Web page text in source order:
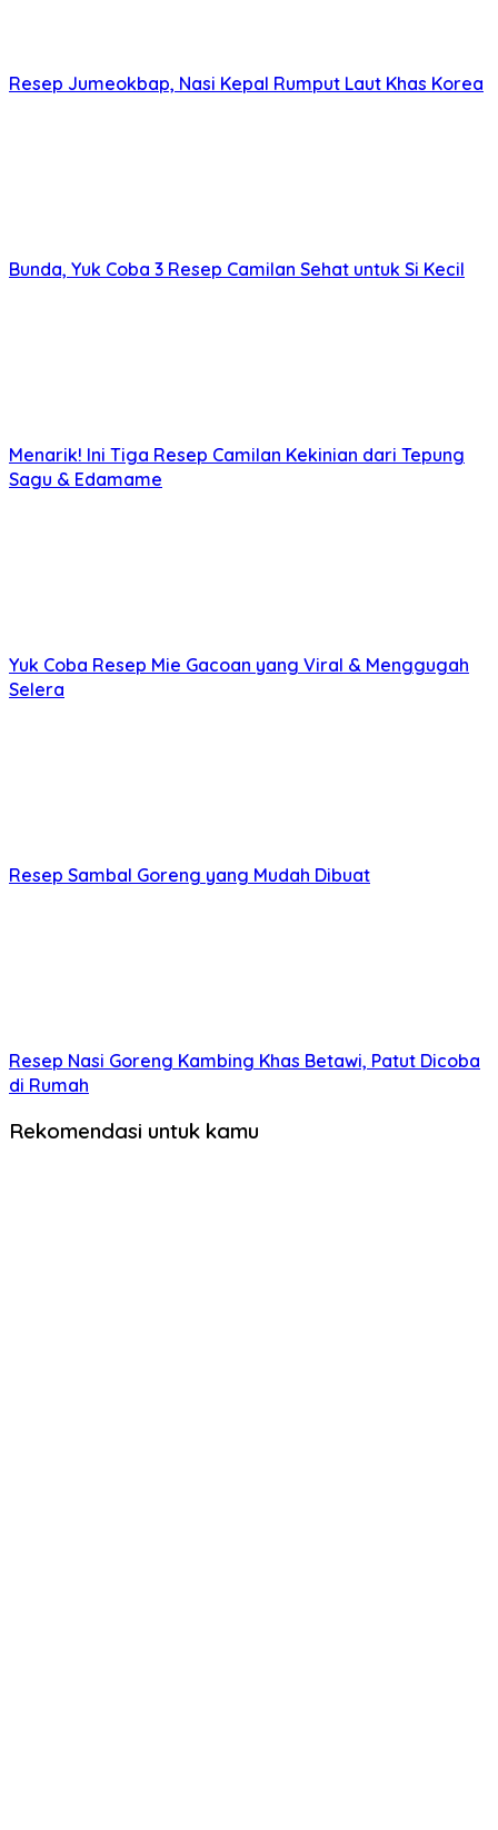
Resep Jumeokbap, Nasi Kepal Rumput Laut Khas Korea
Bunda, Yuk Coba 3 Resep Camilan Sehat untuk Si Kecil
Menarik! Ini Tiga Resep Camilan Kekinian dari Tepung
Sagu & Edamame
Yuk Coba Resep Mie Gacoan yang Viral & Menggugah
Selera
Resep Sambal Goreng yang Mudah Dibuat
Resep Nasi Goreng Kambing Khas Betawi, Patut Dicoba
di Rumah
Rekomendasi untuk kamu